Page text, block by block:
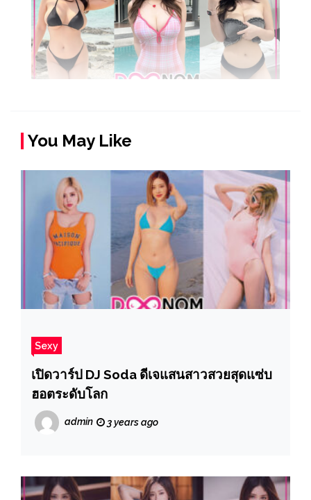
You May Like
Sexy
เปิดวาร์ป DJ Soda ดีเจแสนสาวสวยสุดแซ่บ
ฮอตระดับโลก
admin 3 years ago